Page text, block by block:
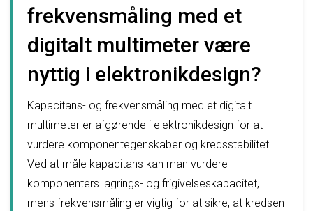
frekvensmåling med et
digitalt multimeter være
nyttig i elektronikdesign?
Kapacitans- og frekvensmåling med et digitalt
multimeter er afgørende i elektronikdesign for at
vurdere komponentegenskaber og kredsstabilitet.
Ved at måle kapacitans kan man vurdere
komponenters lagrings- og frigivelseskapacitet,
mens frekvensmåling er vigtig for at sikre, at kredsen